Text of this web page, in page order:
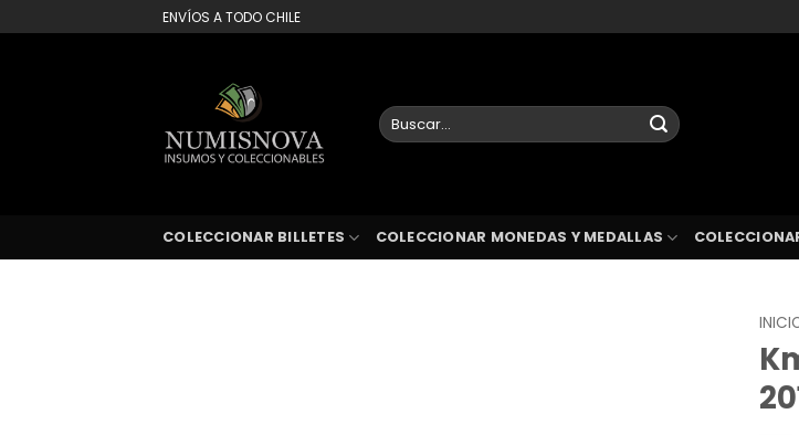
al
ENVÍOS A TODO CHILE
Buscar
por:
COLECCIONAR BILLETES COLECCIONAR MONEDAS Y MEDALLAS